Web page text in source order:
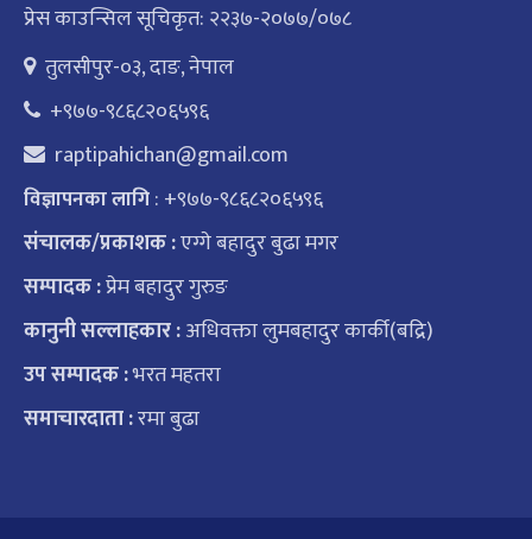
प्रेस काउन्सिल सूचिकृत: २२३७-२०७७/०७८
तुलसीपुर-०३, दाङ, नेपाल
+९७७-९८६८२०६५९६
raptipahichan@gmail.com
विज्ञापनका लागि: +९७७-९८६८२०६५९६
संचालक/प्रकाशक :एग्गे बहादुर बुढा मगर
सम्पादक :प्रेम बहादुर गुरुङ
कानुनी सल्लाहकार :अधिवक्ता लुमबहादुर कार्की(बद्रि)
उप सम्पादक :भरत महतरा
समाचारदाता :रमा बुढा